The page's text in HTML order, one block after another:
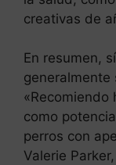
creativas de
En resumen,
generalmente
como
perros con
Valerie